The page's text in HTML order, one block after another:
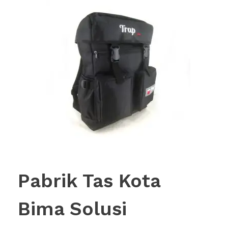
Pabrik Tas Kota
Bima Solusi